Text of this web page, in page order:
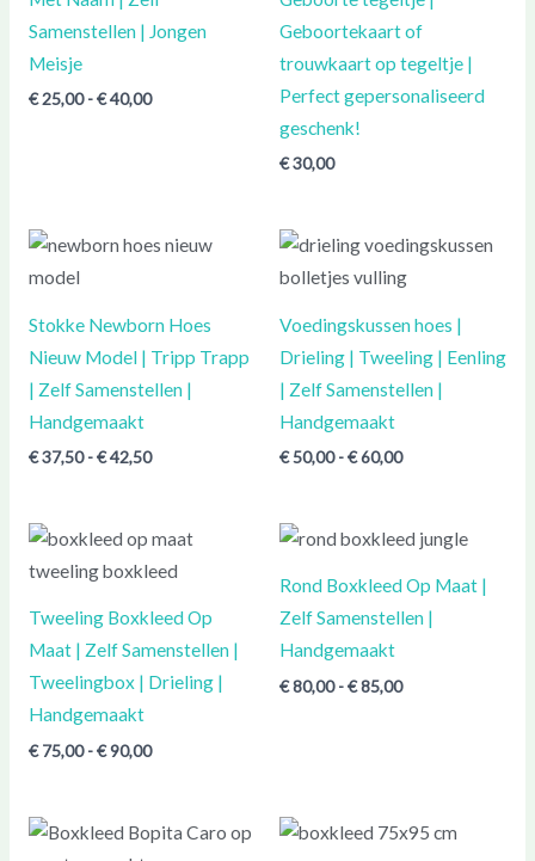
Samenstellen | Jongen
Meisje
€25,00 -€40,00
Geboortekaart of
trouwkaart op tegeltje |
Perfect gepersonaliseerd
geschenk!
€30,00
Stokke Newborn Hoes
Nieuw Model | Tripp Trapp
| Zelf Samenstellen |
Handgemaakt
€37,50 -€42,50
Prijsklasse:
Voedingskussen hoes |
Drieling | Tweeling | Eenling
| Zelf Samenstellen |
Handgemaakt
€50,00 -€60,00
Prijsklasse:
€ 50,00
tot
Tweeling Boxkleed Op
Maat | Zelf Samenstellen |
Tweelingbox | Drieling |
Handgemaakt
€75,00 -€90,00
Prijsklasse:
tot
Rond Boxkleed Op Maat |
Zelf Samenstellen |
Handgemaakt
€80,00 -€85,00
Prijsklasse:
€ 80,00
tot
€ 85,00
Prijsklasse: